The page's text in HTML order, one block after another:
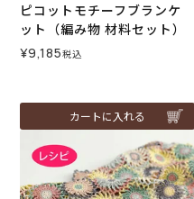
ピコットモチーフブランケ
ット（編み物 材料セット）
¥9,185税込
カートに入れる